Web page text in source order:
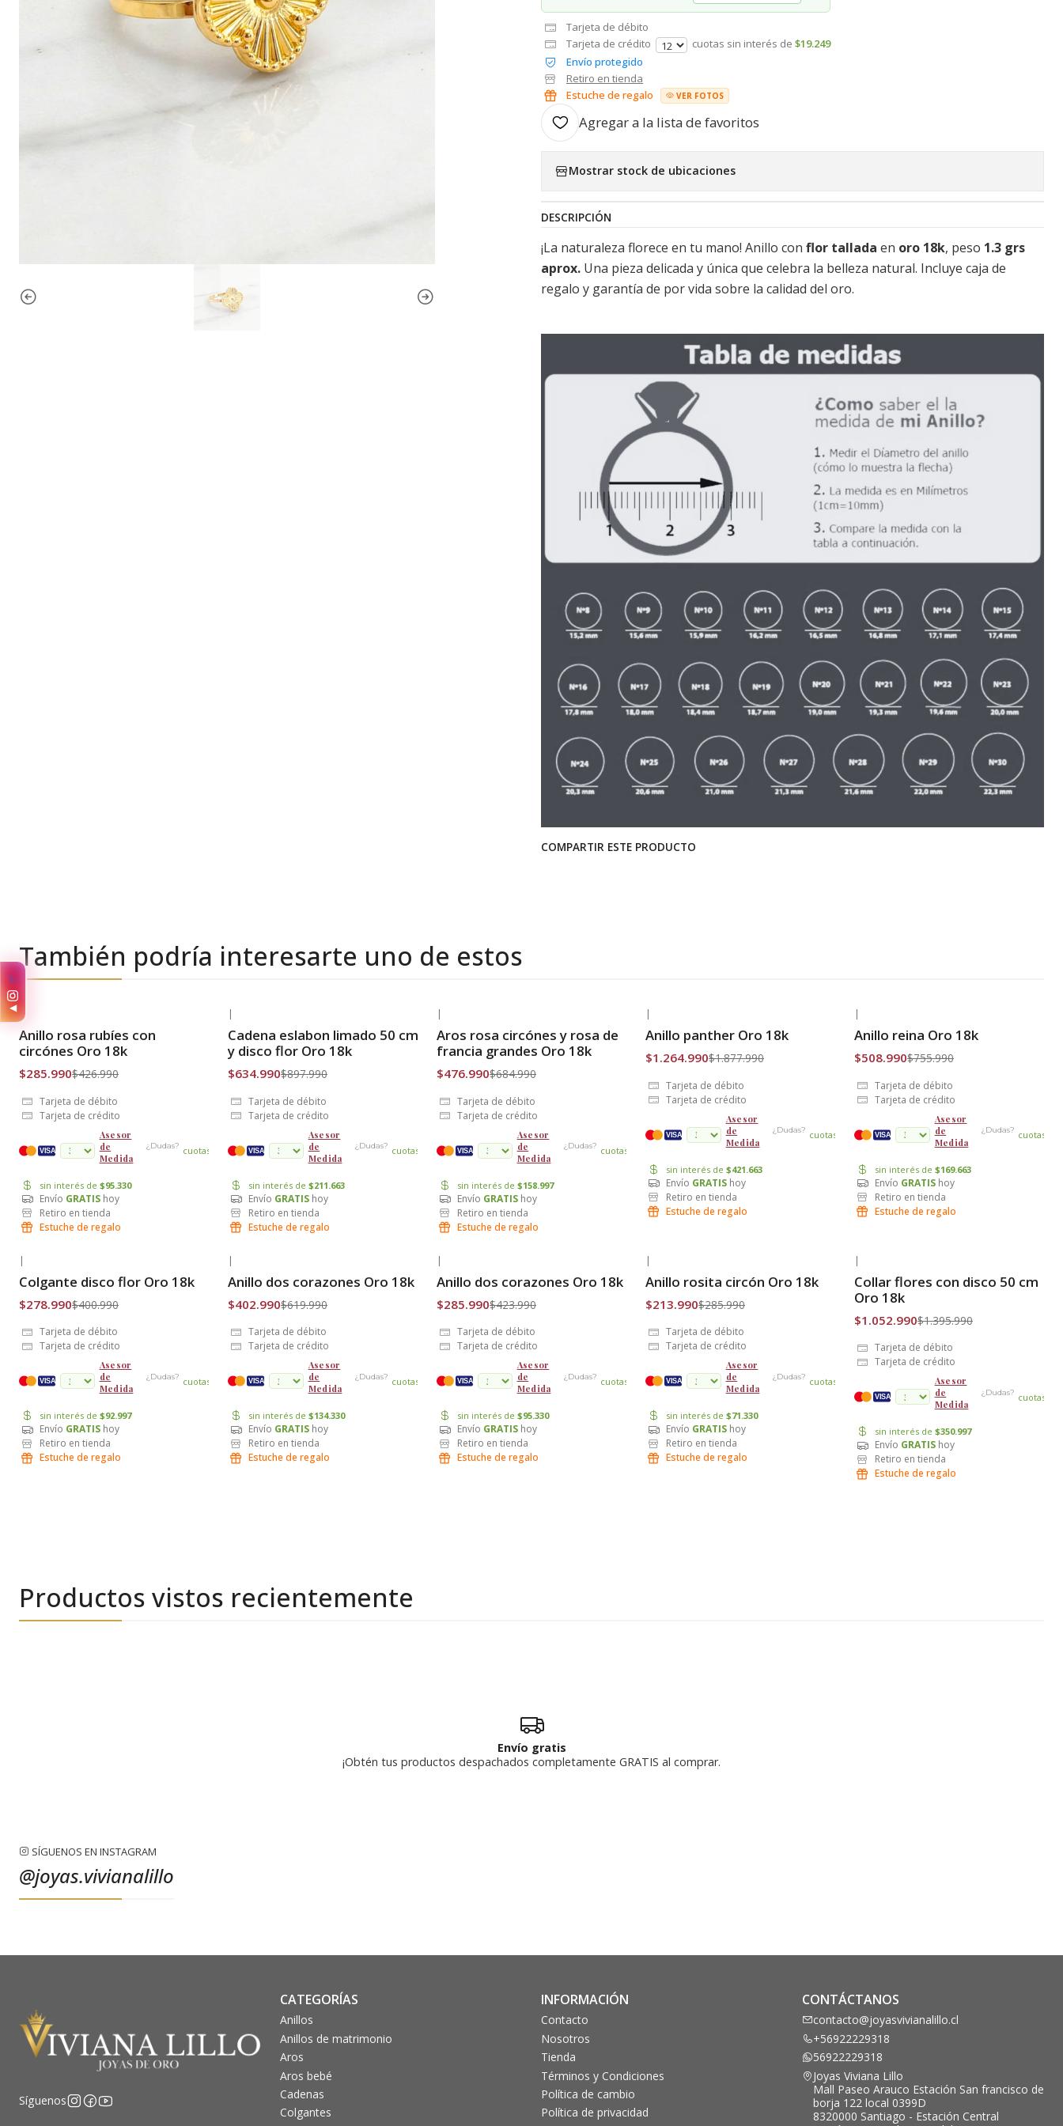
Tarjeta de débito
Tarjeta de crédito
cuotas sin interés de $19.249
Envío protegido
Retiro en tienda
Estuche de regalo
VER FOTOS
Agregar a la lista de favoritos
Mostrar stock de ubicaciones
DESCRIPCIÓN
¡La naturaleza florece en tu mano! Anillo con flor tallada en oro 18k, peso 1.3 grs
aprox. Una pieza delicada y única que celebra la belleza natural. Incluye caja de
regalo y garantía de por vida sobre la calidad del oro.
COMPARTIR ESTE PRODUCTO
También podría interesarte uno de estos
Envío Gratis
|
Anillo rosa rubíes con
circónes Oro 18k
$285.990$426.990
Tarjeta de débito
Tarjeta de crédito
VISA
Asesor
de
Medida
¿Dudas? cuotas
sin interés de $95.330
Envío GRATIS hoy
Retiro en tienda
Estuche de regalo
Envío Gratis
|
Cadena eslabon limado 50 cm
y disco flor Oro 18k
$634.990$897.990
Tarjeta de débito
Tarjeta de crédito
VISA
Asesor
de
Medida
¿Dudas? cuotas
sin interés de $211.663
Envío GRATIS hoy
Retiro en tienda
Estuche de regalo
Envío Gratis
|
Aros rosa circónes y rosa de
francia grandes Oro 18k
$476.990$684.990
Tarjeta de débito
Tarjeta de crédito
VISA
Asesor
de
Medida
¿Dudas? cuotas
sin interés de $158.997
Envío GRATIS hoy
Retiro en tienda
Estuche de regalo
Envío Gratis
|
Anillo panther Oro 18k
$1.264.990$1.877.990
Tarjeta de débito
Tarjeta de crédito
VISA
Asesor
de
Medida
¿Dudas? cuotas
sin interés de $421.663
Envío GRATIS hoy
Retiro en tienda
Estuche de regalo
Envío Gratis
|
Anillo reina Oro 18k
$508.990$755.990
Tarjeta de débito
Tarjeta de crédito
VISA
Asesor
de
Medida
¿Dudas? cuotas
sin interés de $169.663
Envío GRATIS hoy
Retiro en tienda
Estuche de regalo
Envío Gratis
|
Colgante disco flor Oro 18k
$278.990$400.990
Tarjeta de débito
Tarjeta de crédito
VISA
Asesor
de
Medida
¿Dudas? cuotas
sin interés de $92.997
Envío GRATIS hoy
Retiro en tienda
Estuche de regalo
Envío Gratis
|
Anillo dos corazones Oro 18k
$402.990$619.990
Tarjeta de débito
Tarjeta de crédito
VISA
Asesor
de
Medida
¿Dudas? cuotas
sin interés de $134.330
Envío GRATIS hoy
Retiro en tienda
Estuche de regalo
Envío Gratis
|
Anillo dos corazones Oro 18k
$285.990$423.990
Tarjeta de débito
Tarjeta de crédito
VISA
Asesor
de
Medida
¿Dudas? cuotas
sin interés de $95.330
Envío GRATIS hoy
Retiro en tienda
Estuche de regalo
Envío Gratis
|
Anillo rosita circón Oro 18k
$213.990$285.990
Tarjeta de débito
Tarjeta de crédito
VISA
Asesor
de
Medida
¿Dudas? cuotas
sin interés de $71.330
Envío GRATIS hoy
Retiro en tienda
Estuche de regalo
Envío Gratis
|
Collar flores con disco 50 cm
Oro 18k
$1.052.990$1.395.990
Tarjeta de débito
Tarjeta de crédito
VISA
Asesor
de
Medida
¿Dudas? cuotas
sin interés de $350.997
Envío GRATIS hoy
Retiro en tienda
Estuche de regalo
Productos vistos recientemente
Envío gratis
¡Obtén tus productos despachados completamente GRATIS al comprar.
SÍGUENOS EN INSTAGRAM
@joyas.vivianalillo
Síguenos
CATEGORÍAS
Anillos
Anillos de matrimonio
Aros
Aros bebé
Cadenas
Colgantes
INFORMACIÓN
Contacto
Nosotros
Tienda
Términos y Condiciones
Política de cambio
Política de privacidad
CONTÁCTANOS
contacto@joyasvivianalillo.cl
+56922229318
56922229318
Joyas Viviana Lillo
Mall Paseo Arauco Estación San francisco de
borja 122 local 0399D
8320000 Santiago - Estación Central
✨
◀